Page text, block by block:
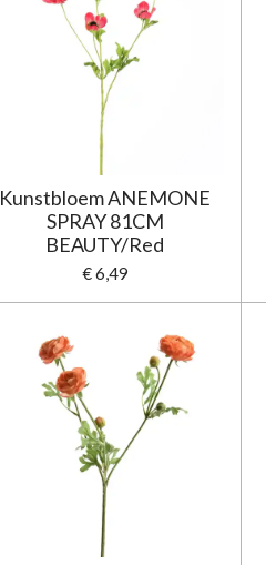
Kunstbloem ANEMONE
SPRAY 81CM
BEAUTY/Red
€ 6,49